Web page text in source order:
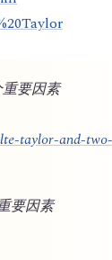
要因素
taylor-and-two-
要因素